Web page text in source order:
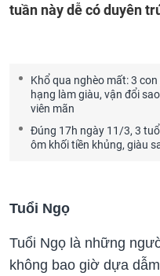
tuần này dễ có duyên
Khổ qua nghèo mất: 3
hạng làm giàu, vận đổi
viên mãn
Đúng 17h ngày 11/3, 3
ôm khối tiền khủng, giàu
Tuổi Ngọ
Tuổi Ngọ là những
không bao giờ dựa